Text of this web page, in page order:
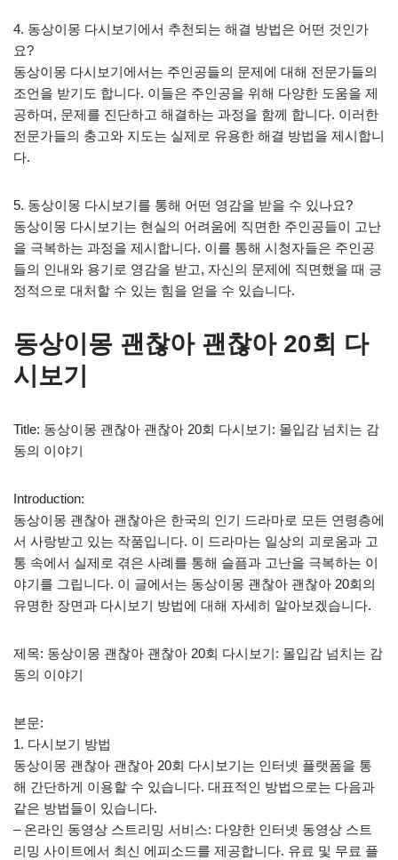
4. 동상이몽 다시보기에서 추천되는 해결 방법은 어떤 것인가
요?
동상이몽 다시보기에서는 주인공들의 문제에 대해 전문가들의
조언을 받기도 합니다. 이들은 주인공을 위해 다양한 도움을 제
공하며, 문제를 진단하고 해결하는 과정을 함께 합니다. 이러한
전문가들의 충고와 지도는 실제로 유용한 해결 방법을 제시합니
다.
5. 동상이몽 다시보기를 통해 어떤 영감을 받을 수 있나요?
동상이몽 다시보기는 현실의 어려움에 직면한 주인공들이 고난
을 극복하는 과정을 제시합니다. 이를 통해 시청자들은 주인공
들의 인내와 용기로 영감을 받고, 자신의 문제에 직면했을 때 긍
정적으로 대처할 수 있는 힘을 얻을 수 있습니다.
동상이몽 괜찮아 괜찮아 20회 다
시보기
Title: 동상이몽 괜찮아 괜찮아 20회 다시보기: 몰입감 넘치는 감
동의 이야기
Introduction:
동상이몽 괜찮아 괜찮아은 한국의 인기 드라마로 모든 연령층에
서 사랑받고 있는 작품입니다. 이 드라마는 일상의 괴로움과 고
통 속에서 실제로 겪은 사례를 통해 슬픔과 고난을 극복하는 이
야기를 그립니다. 이 글에서는 동상이몽 괜찮아 괜찮아 20회의
유명한 장면과 다시보기 방법에 대해 자세히 알아보겠습니다.
제목: 동상이몽 괜찮아 괜찮아 20회 다시보기: 몰입감 넘치는 감
동의 이야기
본문:
1. 다시보기 방법
동상이몽 괜찮아 괜찮아 20회 다시보기는 인터넷 플랫폼을 통
해 간단하게 이용할 수 있습니다. 대표적인 방법으로는 다음과
같은 방법들이 있습니다.
– 온라인 동영상 스트리밍 서비스: 다양한 인터넷 동영상 스트
리밍 사이트에서 최신 에피소드를 제공합니다. 유료 및 무료 플